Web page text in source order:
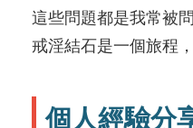
這些問題都是我常被
戒淫結石是一個旅程
個人經驗分